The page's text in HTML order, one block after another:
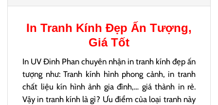
In Tranh Kính Đẹp Ấn Tượng,
Giá Tốt
In UV Đinh Phan chuyên nhận in tranh kính đẹp ấn
tượng như: Tranh kính hình phong cảnh, in tranh
chất liệu kín hình ảnh gia đình,… giá thành in rẻ.
Vậy in tranh kính là gì? Ưu điểm của loại tranh này